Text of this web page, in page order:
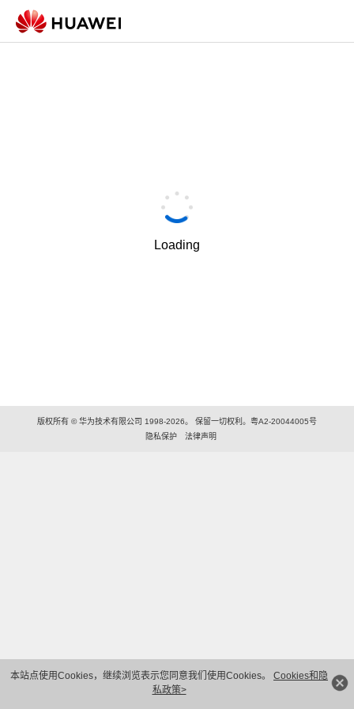
本站点使用Cookies，继续浏览表示您同意我们使用Cookies。 Cookies和隐
私政策>
Loading
版权所有 © 华为技术有限公司 1998-2026。 保留一切权利。粤A2-20044005号
隐私保护
法律声明